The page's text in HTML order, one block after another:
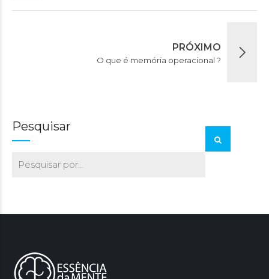
PRÓXIMO
O que é memória operacional ?
Pesquisar